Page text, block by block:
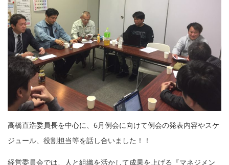
高橋直浩委員長を中心に、6月例会に向けて例会の発表内容やスケ
ジュール、役割担当等を話し合いました！！
経営委員会では、人と組織を活かして成果を上げる『マネジメン